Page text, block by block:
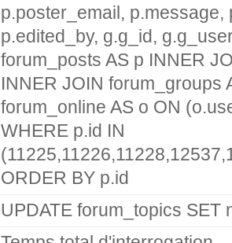
p.poster_email,
p.edited_by, g.g_id,
forum_posts AS p INNER
INNER JOIN forum_groups
forum_online AS o ON
WHERE p.id IN
ORDER BY p.id
UPDATE forum_topics